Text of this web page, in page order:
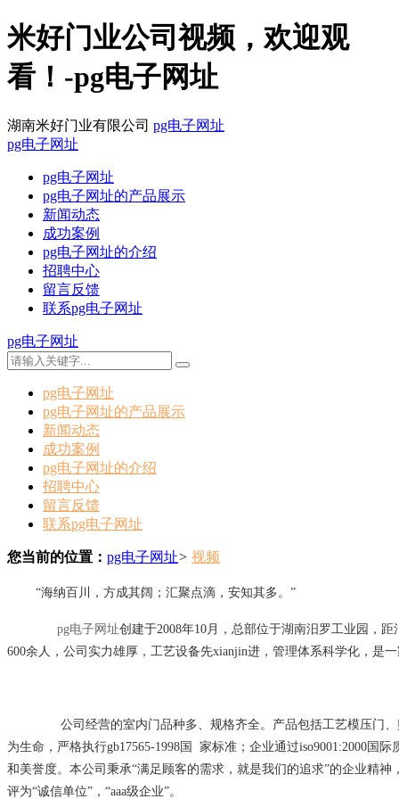
米好门业公司视频，欢迎观
看！-pg电子网址
湖南米好门业有限公司 pg电子网址
pg电子网址
pg电子网址
pg电子网址的产品展示
新闻动态
成功案例
pg电子网址的介绍
招聘中心
留言反馈
联系pg电子网址
pg电子网址
pg电子网址
pg电子网址的产品展示
新闻动态
成功案例
pg电子网址的介绍
招聘中心
留言反馈
联系pg电子网址
您当前的位置： pg电子网址> 视频
“海纳百川，方成其阔；汇聚点滴，安知其多。”
pg电子网址创建于2008年10月，总部位于湖南汨罗工业园，
600余人，公司实力雄厚，工艺设备先xianjin进，管理体系科学化，是
公司经营的室内门品种多、规格齐全。产品包括工艺模压门、
为生命，严格执行gb17565-1998国 家标准；企业通过iso9001:2000国
和美誉度。本公司秉承“满足顾客的需求，就是我们的追求”的企业精
评为“诚信单位”，“aaa级企业”。